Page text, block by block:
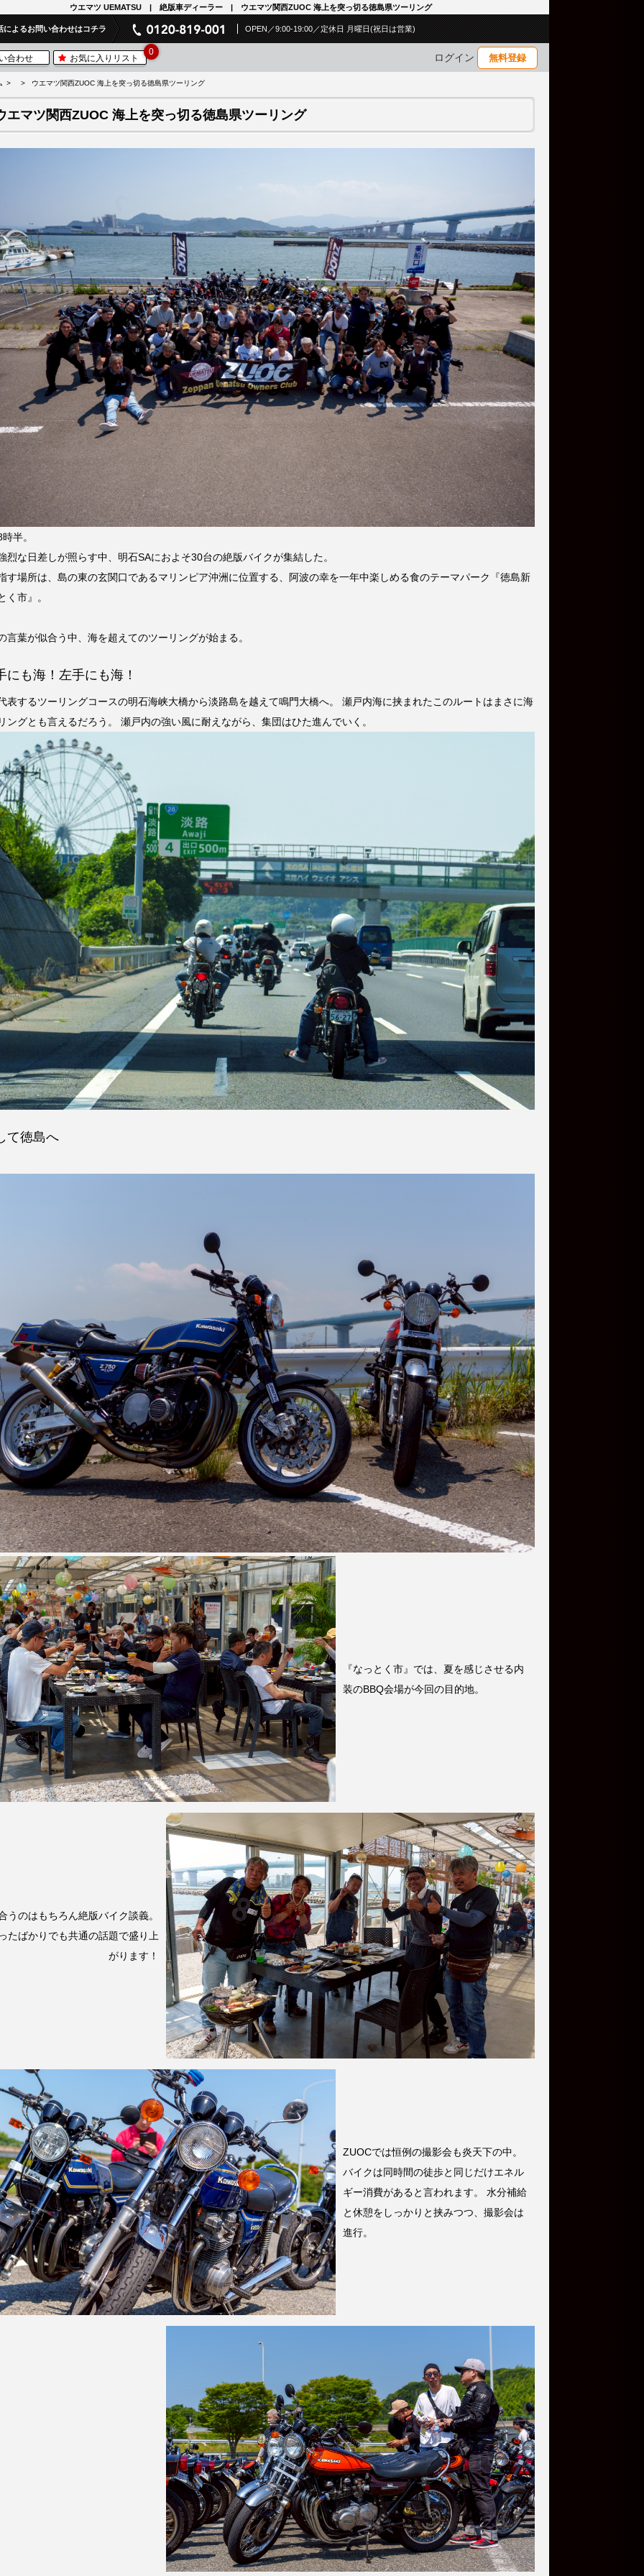
ウエマツ UEMATSU | 絶版車ディーラー | ウエマツ関西ZUOC 海上を突っ切る徳島県ツーリング
によるお問い合わせはコチラ OPEN／9:00-19:00／定休日 月曜日(祝日は営業)
合わせ お気に入りリスト
0 ログイン 無料登録
ウエマツ関西ZUOC 海上を突っ切る徳島県ツーリング
エマツ関西ZUOC 海上を突っ切る徳島県ツーリング
半。
烈な日差しが照らす中、明石SAにおよそ30台の絶版バイクが集結した。
す場所は、島の東の玄関口であるマリンピア沖洲に位置する、阿波の幸を一年中楽しめる食のテーマパーク『徳島新
く市』。
言葉が似合う中、海を超えてのツーリングが始まる。
にも海！左手にも海！
表するツーリングコースの明石海峡大橋から淡路島を越えて鳴門大橋へ。 瀬戸内海に挟まれたこのルートはまさに海
ングとも言えるだろう。 瀬戸内の強い風に耐えながら、集団はひた進んでいく。
て徳島へ
『なっとく市』では、夏を感じさせる内
装のBBQ会場が今回の目的地。
うのはもちろん絶版バイク談義。
たばかりでも共通の話題で盛り上
がります！
ZUOCでは恒例の撮影会も炎天下の中。
バイクは同時間の徒歩と同じだけエネル
ギー消費があると言われます。 水分補給
と休憩をしっかりと挟みつつ、撮影会は
進行。